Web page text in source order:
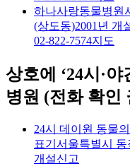
하나사랑동물병원
(상도동)2001년 개
02-822-7574지도
상호에 ‘24시·
병원 (전화 확인
24시 데이원 동물
표기 서울특별시 동
개설신고